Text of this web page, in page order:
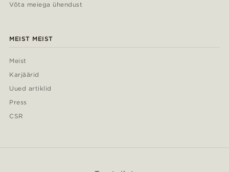
Võta meiega ühendust
MEIST MEIST
Meist
Karjäärid
Uued artiklid
Press
CSR